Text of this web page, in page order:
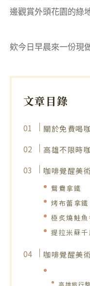
邊觀賞外頭花園的綠
欸今日早晨來一份現
文章目錄
關於免費喝
高雄不限時
咖啡覺醒美
鴛鴦拿鐵
烤布蕾拿鐵
極炙燒鮭
提拉米蘇千
咖啡覺醒美